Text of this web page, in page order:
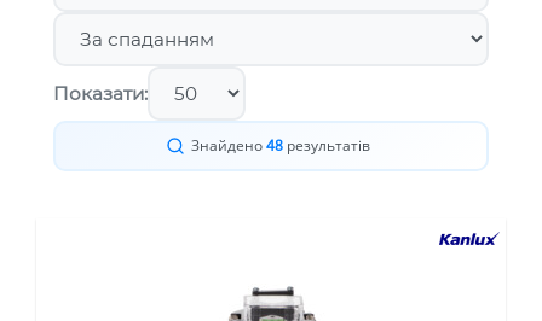
Показати:
Знайдено48 результатів